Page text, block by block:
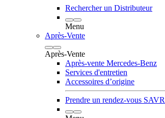
Rechercher un Distributeur
Menu
Après-Vente
Après-Vente
Après-vente Mercedes-Benz
Services d'entretien
Accessoires d’origine
Prendre un rendez-vous SAV